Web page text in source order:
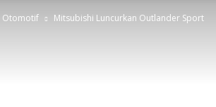
Otomotif Mitsubishi Luncurkan Outlander Sport